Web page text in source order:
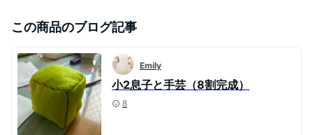
この商品のブログ記事
Emily
小2息子と手芸（8割完成）
8